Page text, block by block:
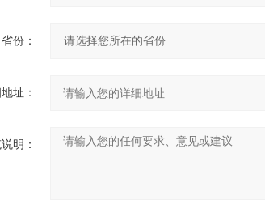
省份：
址：
明：